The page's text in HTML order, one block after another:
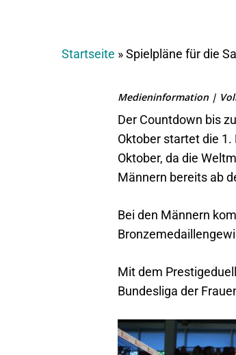
Startseite »Spielpläne für die
Medieninformation |
Der Countdown bis
Oktober startet die 1.
Oktober, da die
Männern bereits ab
Bei den Männern
Mit dem
Bundesliga der